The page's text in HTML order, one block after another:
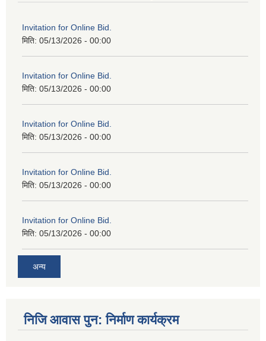
Invitation for Online Bid.
मिति: 05/13/2026 - 00:00
Invitation for Online Bid.
मिति: 05/13/2026 - 00:00
Invitation for Online Bid.
मिति: 05/13/2026 - 00:00
Invitation for Online Bid.
मिति: 05/13/2026 - 00:00
Invitation for Online Bid.
मिति: 05/13/2026 - 00:00
अन्य
निजि आवास पुन: निर्माण कार्यक्रम